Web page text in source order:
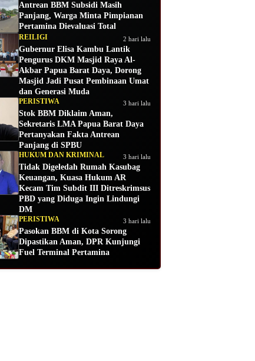
Antrean BBM Subsidi Masih
Panjang, Warga Minta Pimpianan
Pertamina Dievaluasi Total
REILIGI 2 hari lalu
Gubernur Elisa Kambu Lantik
Pengurus DKM Masjid Raya Al-
Akbar Papua Barat Daya, Dorong
Masjid Jadi Pusat Pembinaan Umat
dan Generasi Muda
PERISTIWA 3 hari lalu
Stok BBM Diklaim Aman,
Sekretaris LMA Papua Barat Daya
Pertanyakan Fakta Antrean
Panjang di SPBU
HUKUM DAN KRIMINAL 3 hari lalu
Tidak Digeledah Rumah Kasubag
Keuangan, Kuasa Hukum AR
Kecam Tim Subdit III Ditreskrimsus
PBD yang Diduga Ingin Lindungi
DM
PERISTIWA 3 hari lalu
Pasokan BBM di Kota Sorong
Dipastikan Aman, DPR Kunjungi
Fuel Terminal Pertamina